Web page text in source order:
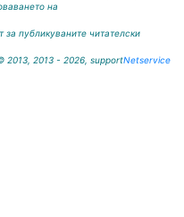
на
публикуваните читателски
2013, 2013 - 2026, supportNetservice